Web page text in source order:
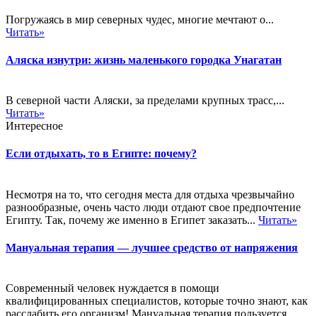
Погружаясь в мир северных чудес, многие мечтают о...
Читать»
Аляска изнутри: жизнь маленького городка Унагатан
В северной части Аляски, за пределами крупных трасс,...
Читать»
Интересное
Если отдыхать, то в Египте: почему?
Несмотря на то, что сегодня места для отдыха чрезвычайно
разнообразные, очень часто люди отдают свое предпочтение
Египту. Так, почему же именно в Египет заказать... Читать»
Мануальная терапия — лучшее средство от напряжения
Современный человек нуждается в помощи
квалифицированных специалистов, которые точно знают, как